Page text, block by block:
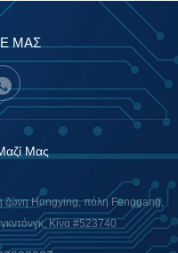
ΜΑΣ
Μας
ζώνη Hongying, πόλη Fenggang,
Κίνα #523740